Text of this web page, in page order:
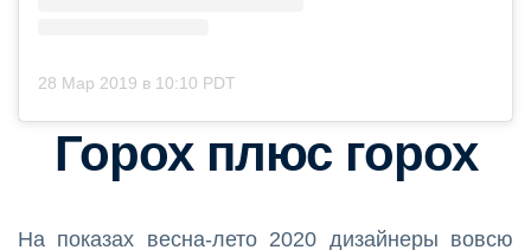
28 Мар 2019 в 10:10 PDT
Горох плюс горох
На показах весна-лето 2020 дизайнеры вовсю